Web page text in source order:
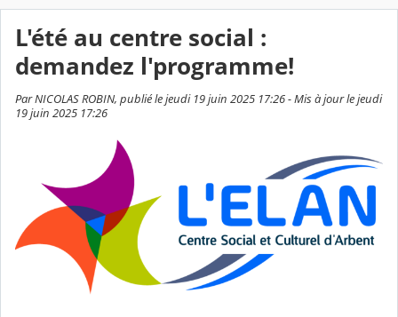
L'été au centre social :
demandez l'programme!
Par NICOLAS ROBIN, publié le jeudi 19 juin 2025 17:26 - Mis à jour le jeudi
19 juin 2025 17:26